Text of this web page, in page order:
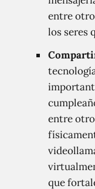
entre
los seres
entre
que